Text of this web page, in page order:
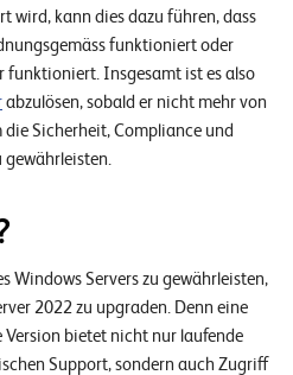
e
n
K
a
e
r
e
wird, kann dies dazu führen, dass
funktioniert oder
funktioniert. Insgesamt ist es also
abzulösen, sobald er nicht mehr von
Sicherheit, Compliance und
gewährleisten.
Windows Servers zu gewährleisten,
2022 zu upgraden. Denn eine
bietet nicht nur laufende
Support, sondern auch Zugriff